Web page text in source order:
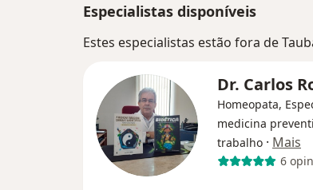
Especialistas disponíveis
Estes especialistas estão fora de
Dr. Carlos
Homeopata,
medicina
trabalho · Mais
6